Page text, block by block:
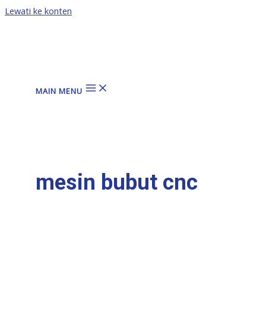
Lewati ke konten
MAIN MENU
mesin bubut cnc